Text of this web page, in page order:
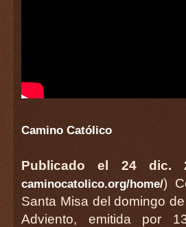
Camino Católico
Publicado el 24 dic.
caminocatolico.org/home/)
Santa Misa del domingo
Adviento, emitida por